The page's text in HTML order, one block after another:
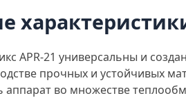
APR-21 универсальны и
прочных и устойчивых
во множестве